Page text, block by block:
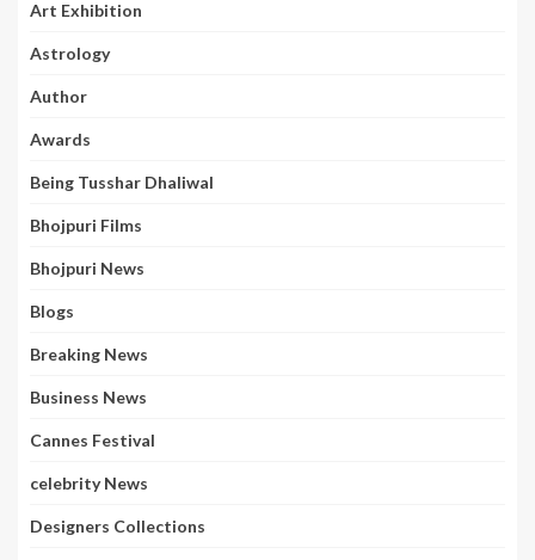
Art Exhibition
Astrology
Author
Awards
Being Tusshar Dhaliwal
Bhojpuri Films
Bhojpuri News
Blogs
Breaking News
Business News
Cannes Festival
celebrity News
Designers Collections